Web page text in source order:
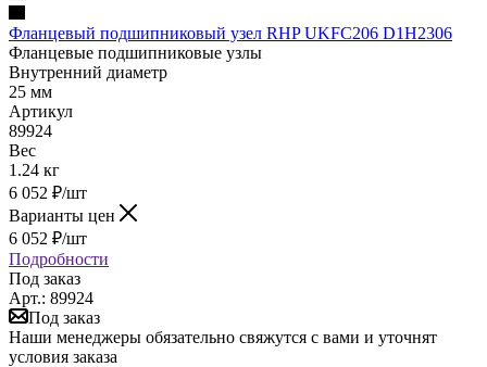
Фланцевый подшипниковый узел RHP UKFC206 D1H2306
Фланцевые подшипниковые узлы
Внутренний диаметр
25 мм
Артикул
89924
Вес
1.24 кг
6 052 ₽/шт
Варианты цен
6 052 ₽/шт
Подробности
Под заказ
Арт.: 89924
Под заказ
Наши менеджеры обязательно свяжутся с вами и уточнят
условия заказа